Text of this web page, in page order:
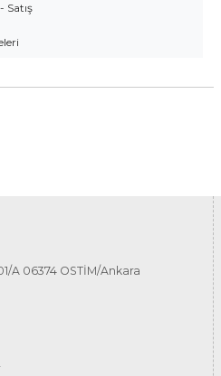
Satış
A 06374 OSTİM/Ankara